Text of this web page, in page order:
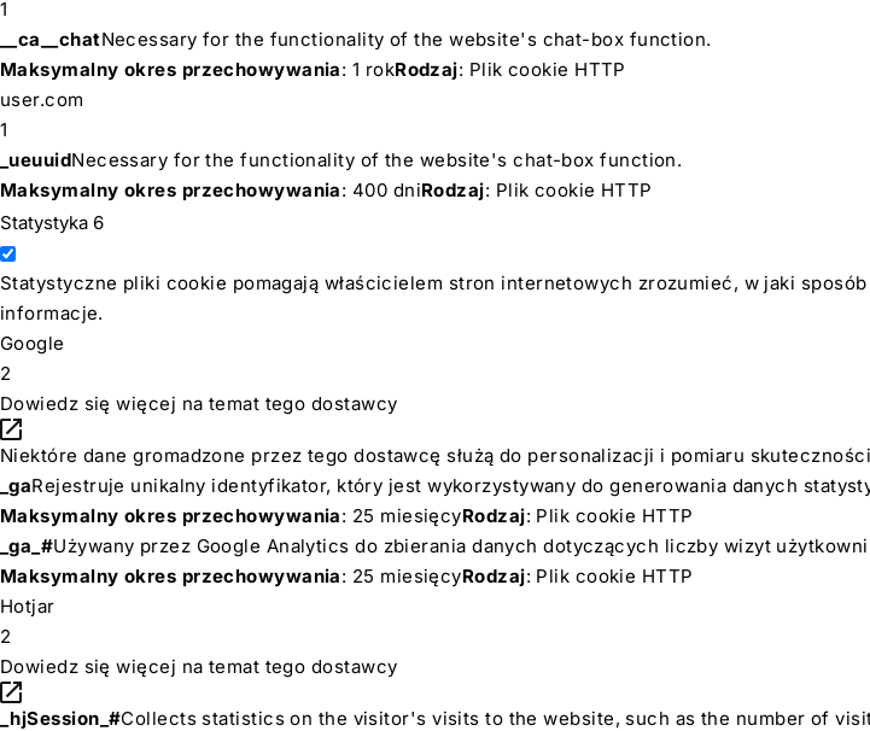
1
__ca__chatNecessary for the functionality of the website's chat-box function.
Maksymalny okres przechowywania: 1 rokRodzaj: Plik cookie HTTP
user.com
1
_ueuuidNecessary for the functionality of the website's chat-box function.
Maksymalny okres przechowywania: 400 dniRodzaj: Plik cookie HTTP
Statystyka 6
Statystyczne pliki cookie pomagają właścicielem stron internetowych zrozumieć, w jaki
informacje.
Google
2
Dowiedz się więcej na temat tego dostawcy
Niektóre dane gromadzone przez tego dostawcę służą do personalizacji i pomiaru
_gaRejestruje unikalny identyfikator, który jest wykorzystywany do generowania danych
Maksymalny okres przechowywania: 25 miesięcyRodzaj: Plik cookie HTTP
_ga_#Używany przez Google Analytics do zbierania danych dotyczących liczby wizyt
Maksymalny okres przechowywania: 25 miesięcyRodzaj: Plik cookie HTTP
Hotjar
2
Dowiedz się więcej na temat tego dostawcy
_hjSession_#Collects statistics on the visitor's visits to the website, such as the number of